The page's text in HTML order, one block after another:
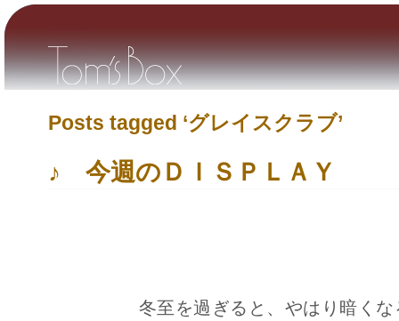
Posts tagged ‘グレイスクラブ’
♪ 今週のＤＩＳＰＬＡＹ
冬至を過ぎると、やはり暗くなる